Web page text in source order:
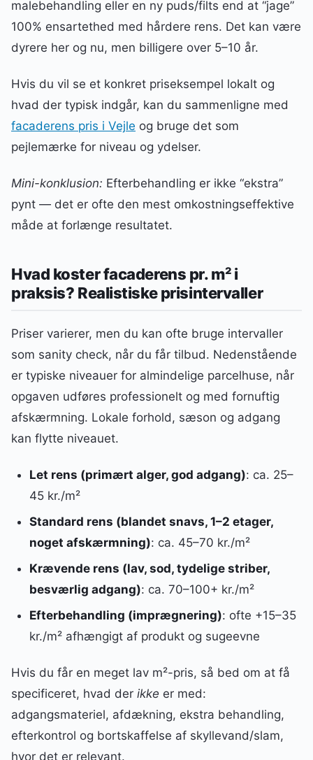
malebehandling eller en ny puds/filts end at “jage”
100% ensartethed med hårdere rens. Det kan være
dyrere her og nu, men billigere over 5–10 år.
Hvis du vil se et konkret priseksempel lokalt og
hvad der typisk indgår, kan du sammenligne med
facaderens pris i Vejle og bruge det som
pejlemærke for niveau og ydelser.
Mini-konklusion: Efterbehandling er ikke “ekstra”
pynt — det er ofte den mest omkostningseffektive
måde at forlænge resultatet.
Hvad koster facaderens pr. m² i
praksis? Realistiske prisintervaller
Priser varierer, men du kan ofte bruge intervaller
som sanity check, når du får tilbud. Nedenstående
er typiske niveauer for almindelige parcelhuse, når
opgaven udføres professionelt og med fornuftig
afskærmning. Lokale forhold, sæson og adgang
kan flytte niveauet.
Let rens (primært alger, god adgang): ca. 25–
45 kr./m²
Standard rens (blandet snavs, 1–2 etager,
noget afskærmning): ca. 45–70 kr./m²
Krævende rens (lav, sod, tydelige striber,
besværlig adgang): ca. 70–100+ kr./m²
Efterbehandling (imprægnering): ofte +15–35
kr./m² afhængigt af produkt og sugeevne
Hvis du får en meget lav m²-pris, så bed om at få
specificeret, hvad der ikke er med:
adgangsmateriel, afdækning, ekstra behandling,
efterkontrol og bortskaffelse af skyllevand/slam,
hvor det er relevant.